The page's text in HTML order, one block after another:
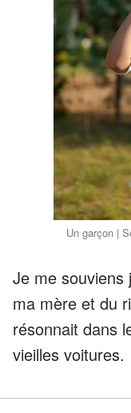
Un garçon |
Je me souviens
ma mère et du
résonnait dans
vieilles voitures.